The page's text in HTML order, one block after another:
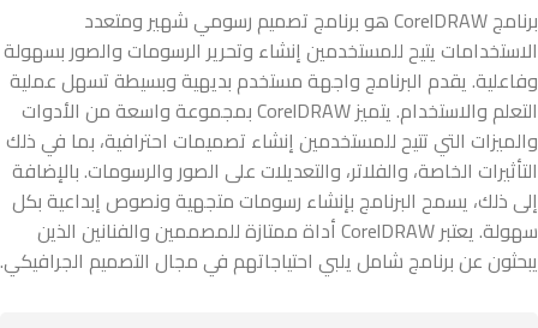
برنامج CorelDRAW هو برنامج تصميم رسومي شهير ومتعدد
الاستخدامات يتيح للمستخدمين إنشاء وتحرير الرسومات والصور بسهولة
وفاعلية. يقدم البرنامج واجهة مستخدم بديهية وبسيطة تسهل عملية
التعلم والاستخدام. يتميز CorelDRAW بمجموعة واسعة من الأدوات
والميزات التي تتيح للمستخدمين إنشاء تصميمات احترافية، بما في ذلك
التأثيرات الخاصة، والفلاتر، والتعديلات على الصور والرسومات. بالإضافة
إلى ذلك، يسمح البرنامج بإنشاء رسومات متجهية ونصوص إبداعية بكل
سهولة. يعتبر CorelDRAW أداة ممتازة للمصممين والفنانين الذين
يبحثون عن برنامج شامل يلبي احتياجاتهم في مجال التصميم الجرافيكي.